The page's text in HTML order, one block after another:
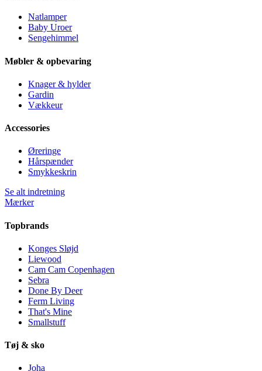
Natlamper
Baby Uroer
Sengehimmel
Møbler & opbevaring
Knager & hylder
Gardin
Vækkeur
Accessories
Øreringe
Hårspænder
Smykkeskrin
Se alt indretning
Mærker
Topbrands
Konges Sløjd
Liewood
Cam Cam Copenhagen
Sebra
Done By Deer
Ferm Living
That's Mine
Smallstuff
Tøj & sko
Joha